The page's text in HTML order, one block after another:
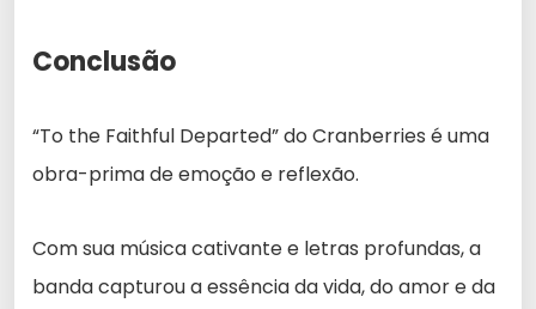
Conclusão
“To the Faithful Departed” do Cranberries é uma
obra-prima de emoção e reflexão.
Com sua música cativante e letras profundas, a
banda capturou a essência da vida, do amor e da